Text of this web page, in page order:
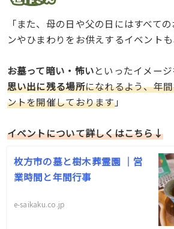
「また、母の日や父の日にはすべて
ンやひまわりをお供えするイベントも
お墓って暗い・怖いといったイメージ
思い出に残る場所になれるよう、年
ントを開催しております」
イベントについて詳しくはこちら↓
枚方市の墓と樹木葬霊園 ｜営
業時間と年間行事
e-saikaku.co.jp